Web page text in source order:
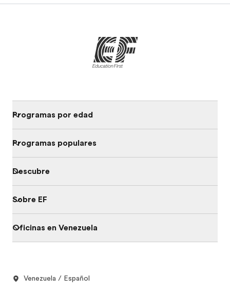
Programas por edad
Programas populares
Descubre
Sobre EF
Oficinas en Venezuela
Venezuela / Español